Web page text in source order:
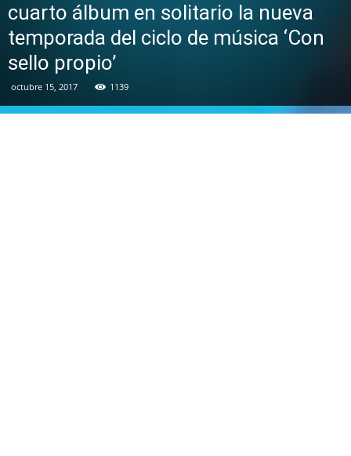
cuarto álbum en solitario la nueva
temporada del ciclo de música ‘Con
sello propio’
octubre 15, 2017 1139